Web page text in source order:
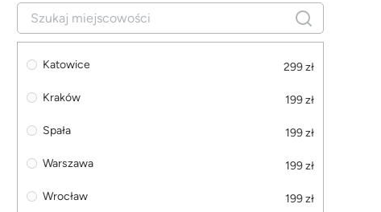
Katowice 299 zł
Kraków 199 zł
Spała 199 zł
Warszawa 199 zł
Wrocław 199 zł